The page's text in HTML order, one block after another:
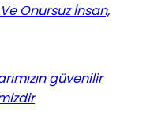
Onursuz İnsan,
güvenilir